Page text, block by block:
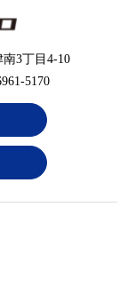
3丁目4-10
5170